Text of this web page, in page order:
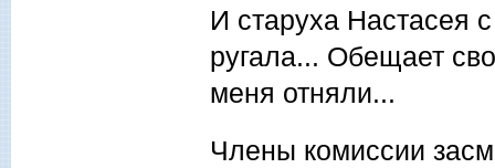
И старуха Настасея
ругала... Обещает
меня отняли...
Члены комиссии